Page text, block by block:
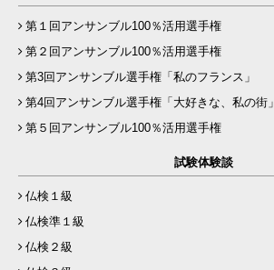
第１回アンサンブル100％活用選手権
第２回アンサンブル100％活用選手権
第3回アンサンブル選手権「私のフランス」
第4回アンサンブル選手権「大好きな、私の街」
第５回アンサンブル100％活用選手権
試験体験談
仏検１級
仏検準１級
仏検２級